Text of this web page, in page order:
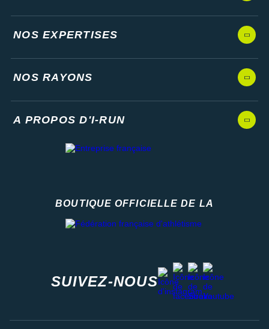
NOS EXPERTISES
NOS RAYONS
A PROPOS D'I-RUN
BOUTIQUE OFFICIELLE DE LA
SUIVEZ-NOUS
instagram
facebook
stravayoutube